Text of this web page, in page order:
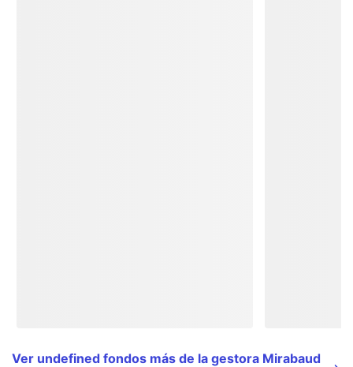
Ver undefined fondos más de la gestora Mirabaud